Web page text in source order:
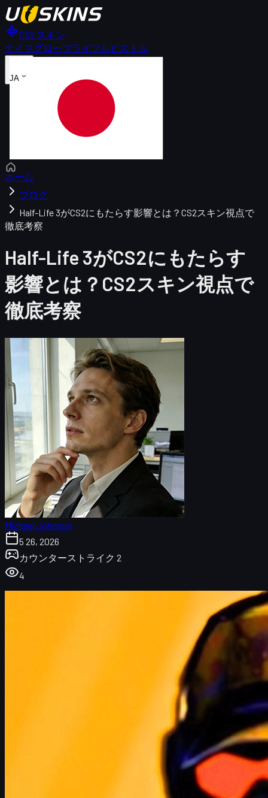
CS2 スキン
ナイフグローブライフルピストル
JA
ホーム
ブログ
Half-Life 3がCS2にもたらす影響とは？CS2スキン視点で
徹底考察
Half-Life 3がCS2にもたらす
影響とは？CS2スキン視点で
徹底考察
Michael Johnson
5 26, 2026
カウンターストライク 2
4
新ステッカー・チャーム・ミュージックキットの
CS2スキン市場とuuskinsへの影響
Half-Life 3がもたらす技術進化とCS2
開発リソースとアップデート速度への影響
Half-LifeとCounter-Strikeの歴史的な関係
プレイヤー＆トレーダーが今からできる準備
Half-Life 3（以下HL3）の噂は、20年以上にわたってPCゲー
マーを翻弄し続けてきました。最近では、Counter-Strike
2（CS2）のゲームファイル内に「HLX」と思われる記述が見